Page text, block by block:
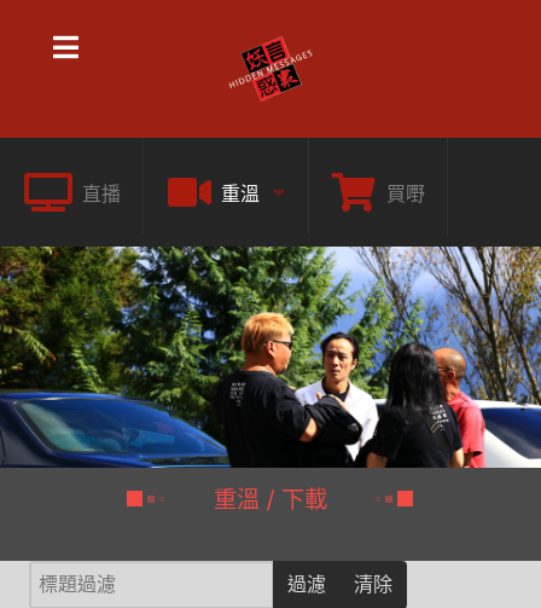
直播 重溫 買嘢
重溫 / 下載
標題過濾 過濾
清除